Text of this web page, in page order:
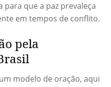
para que a paz prevaleça
em tempos de conflito.
pela
modelo de oração, aqui